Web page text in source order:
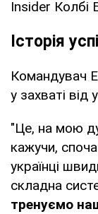
Insider Колбі
Історія
Командувач
у захваті від
"Це, на мою
кажучи,
українці
складна
тренуємо